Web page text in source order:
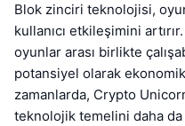
Blok zinciri teknolojisi,
kullanıcı etkileşimini
oyunlar arası birlikte
potansiyel olarak
zamanlarda, Crypto
teknolojik temelini daha da